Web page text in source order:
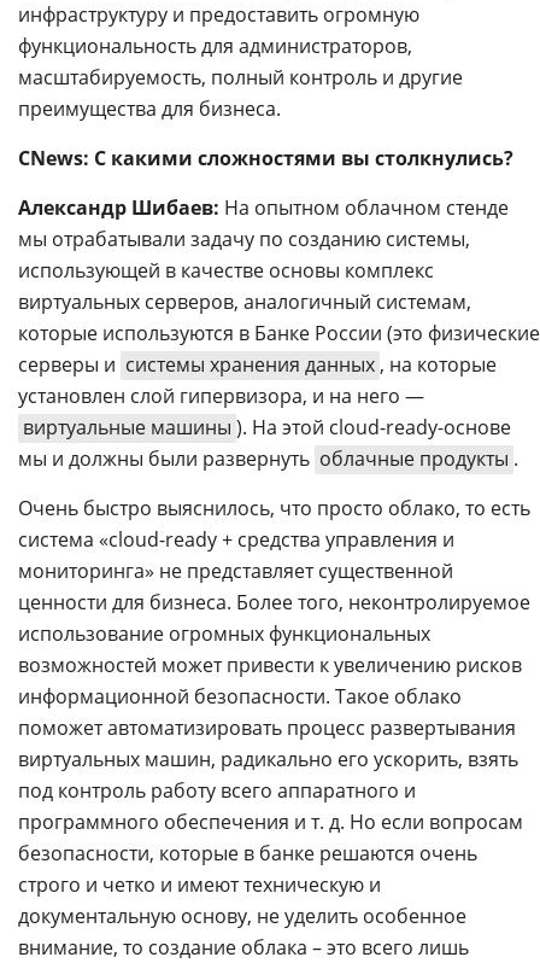
инфраструктуру и предоставить огромную
функциональность для администраторов,
масштабируемость, полный контроль и другие
преимущества для бизнеса.
CNews: С какими сложностями вы столкнулись?
Александр Шибаев: На опытном облачном стенде
мы отрабатывали задачу по созданию системы,
использующей в качестве основы комплекс
виртуальных серверов, аналогичный системам,
которые используются в Банке России (это физические
серверы и системы хранения данных , на которые
установлен слой гипервизора, и на него —
виртуальные машины ). На этой cloud-ready-основе
мы и должны были развернуть облачные продукты .
Очень быстро выяснилось, что просто облако, то есть
система «cloud-ready + средства управления и
мониторинга» не представляет существенной
ценности для бизнеса. Более того, неконтролируемое
использование огромных функциональных
возможностей может привести к увеличению рисков
информационной безопасности. Такое облако
поможет автоматизировать процесс развертывания
виртуальных машин, радикально его ускорить, взять
под контроль работу всего аппаратного и
программного обеспечения и т. д. Но если вопросам
безопасности, которые в банке решаются очень
строго и четко и имеют техническую и
документальную основу, не уделить особенное
внимание, то создание облака – это всего лишь